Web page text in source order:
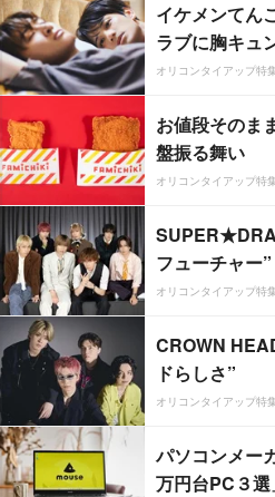
イケメンてん
ラブに胸キュ
オリコンタイアップ特
お値段そのま
盤振る舞い
オリコンタイアップ特
フューチャー”
オリコンタイアップ特
CROWN
ドらしさ”
オリコンタイアップ特
パソコンメー
万円台PC３選